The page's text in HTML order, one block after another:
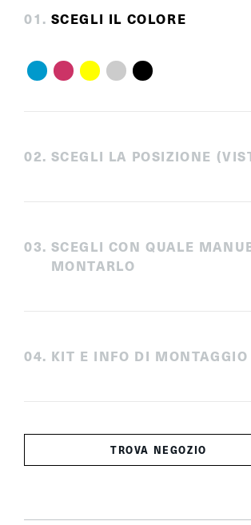
01 . SCEGLI IL COLORE
02. SCEGLI LA POSIZIONE
03. SCEGLI CON QUALE
MONTARLO
04. KIT E INFO DI MONTAGGIO
TROVA NEGOZIO